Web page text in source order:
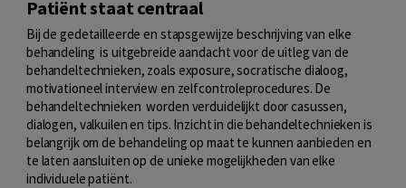
Patiënt staat centraal
Bij de gedetailleerde en stapsgewijze beschrijving van elke
behandeling is uitgebreide aandacht voor de uitleg van de
behandeltechnieken, zoals exposure, socratische dialoog,
motivationeel interview en zelfcontroleprocedures. De
behandeltechnieken worden verduidelijkt door casussen,
dialogen, valkuilen en tips. Inzicht in die behandeltechnieken is
belangrijk om de behandeling op maat te kunnen aanbieden en
te laten aansluiten op de unieke mogelijkheden van elke
individuele patiënt.